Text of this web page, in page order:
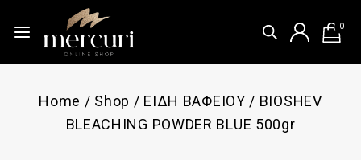
0
Home / Shop / ΕΙΔΗ ΒΑΦΕΙΟΥ / BIOSHEV
BLEACHING POWDER BLUE 500gr